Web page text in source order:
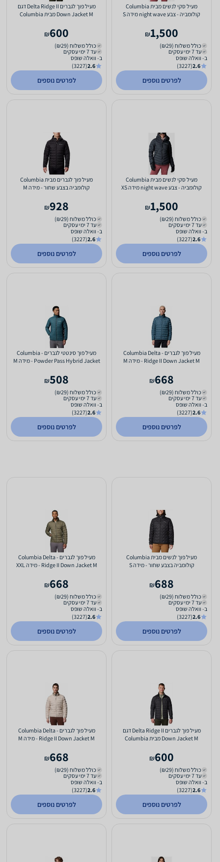
מעיל סקי לנשים מבית Columbia
קולומביה - צבע night wave מידה S
1,500
₪
כולל משלוח (₪29)
עד 7 ימי עסקים
ב- וואלה שופס
2.6
(3227)
לפרטים נוספים
מעיל פוך לגברים Delta Ridge II דגם
Down Jacket M מבית Columbia
600
₪
כולל משלוח (₪29)
עד 7 ימי עסקים
ב- וואלה שופס
2.6
(3227)
לפרטים נוספים
מעיל סקי לנשים מבית Columbia
קולומביה - צבע night wave מידה XS
1,500
₪
כולל משלוח (₪29)
עד 7 ימי עסקים
ב- וואלה שופס
2.6
(3227)
לפרטים נוספים
מעיל פוך לגברים מבית Columbia
קולומביה בצבע שחור - מידה M
928
₪
כולל משלוח (₪29)
עד 7 ימי עסקים
ב- וואלה שופס
2.6
(3227)
לפרטים נוספים
מעיל פוך לגברים - Columbia Delta
Ridge II Down Jacket M - מידה M
668
₪
כולל משלוח (₪29)
עד 7 ימי עסקים
ב- וואלה שופס
2.6
(3227)
לפרטים נוספים
מעיל פוך סינטטי לגברים - Columbia
Powder Pass Hybrid Jacket - מידה M
508
₪
כולל משלוח (₪29)
עד 7 ימי עסקים
ב- וואלה שופס
2.6
(3227)
לפרטים נוספים
מעיל פוך לנשים מבית Columbia
קולומביה בצבע שחור - מידה S
688
₪
כולל משלוח (₪29)
עד 7 ימי עסקים
ב- וואלה שופס
2.6
(3227)
לפרטים נוספים
מעיל פוך לגברים - Columbia Delta
Ridge II Down Jacket M - מידה XXL
668
₪
כולל משלוח (₪29)
עד 7 ימי עסקים
ב- וואלה שופס
2.6
(3227)
לפרטים נוספים
מעיל פוך לגברים Delta Ridge II דגם
Down Jacket M מבית Columbia
600
₪
כולל משלוח (₪29)
עד 7 ימי עסקים
ב- וואלה שופס
2.6
(3227)
לפרטים נוספים
מעיל פוך לגברים - Columbia Delta
Ridge II Down Jacket M - מידה M
668
₪
כולל משלוח (₪29)
עד 7 ימי עסקים
ב- וואלה שופס
2.6
(3227)
לפרטים נוספים